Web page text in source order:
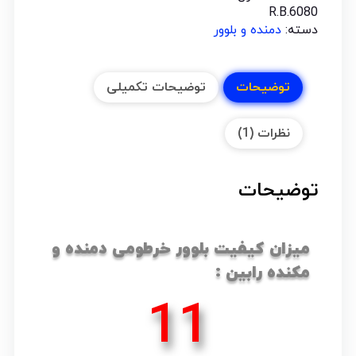
R.B.6080
دسته: دمنده و بلوور
توضیحات توضیحات تکمیلی
نظرات (1)
توضیحات
میزان کیفیت بلوور خرطومی دمنده و
مکنده رابین :
15